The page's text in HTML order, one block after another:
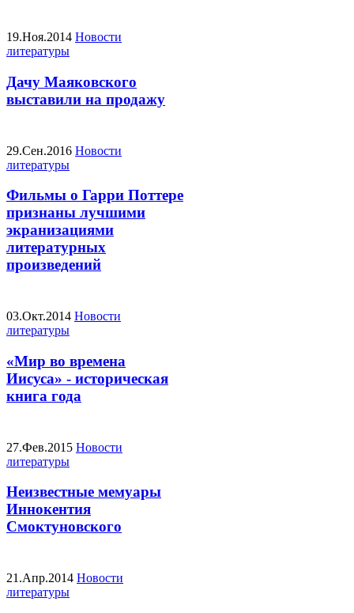
19.Ноя.2014 Новости
литературы
Дачу Маяковского
выставили на продажу
29.Сен.2016 Новости
литературы
Фильмы о Гарри Поттере
признаны лучшими
экранизациями
литературных
произведений
03.Окт.2014 Новости
литературы
«Мир во времена
Иисуса» - историческая
книга года
27.Фев.2015 Новости
литературы
Неизвестные мемуары
Иннокентия
Смоктуновского
21.Апр.2014 Новости
литературы